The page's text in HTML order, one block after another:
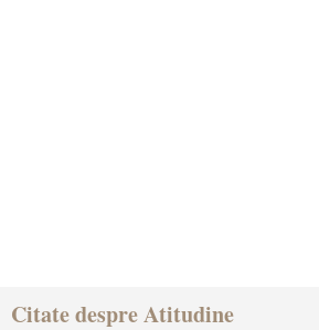
Citate despre Atitudine